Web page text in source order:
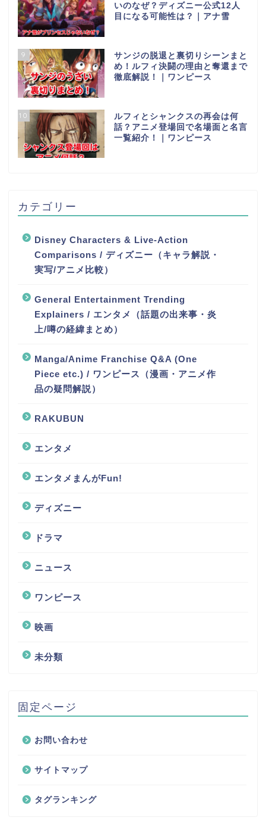
いのなぜ？ディズニー公式12人
目になる可能性は？｜アナ雪
9
サンジの脱退と裏切りシーンまと
め！ルフィ決闘の理由と奪還まで
徹底解説！｜ワンピース
10
ルフィとシャンクスの再会は何
話？アニメ登場回で名場面と名言
一覧紹介！｜ワンピース
カテゴリー
Disney Characters & Live-Action
Comparisons / ディズニー（キャラ解説・
実写/アニメ比較）
General Entertainment Trending
Explainers / エンタメ（話題の出来事・炎
上/噂の経緯まとめ）
Manga/Anime Franchise Q&A (One
Piece etc.) / ワンピース（漫画・アニメ作
品の疑問解説）
RAKUBUN
エンタメ
エンタメまんがFun!
ディズニー
ドラマ
ニュース
ワンピース
映画
未分類
固定ページ
お問い合わせ
サイトマップ
タグランキング